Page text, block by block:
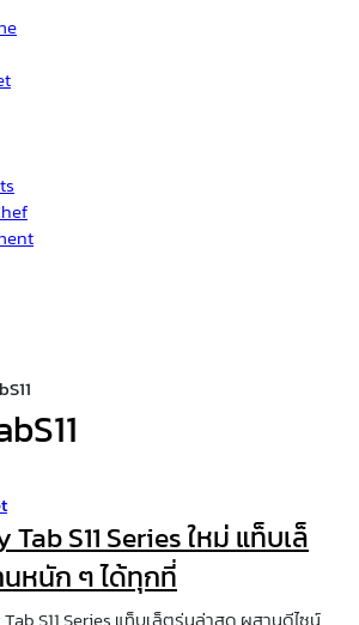
S11 Series ใหม่ แท็บเล็
หนัก ๆ ได้ทุกที่